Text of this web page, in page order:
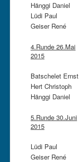
Hänggi Daniel
Lüdi Paul
Geiser René
4.Runde 26.Mai
2015
Batschelet Ernst
Hert Christoph
Hänggi Daniel
5.Runde 30.Juni
2015
Lüdi Paul
Geiser René